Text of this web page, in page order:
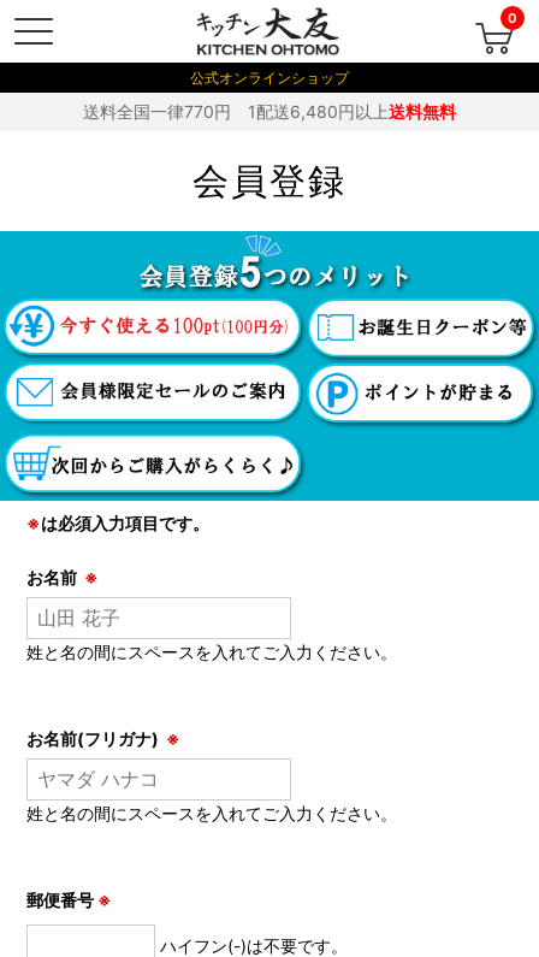
0
公式オンラインショップ
送料全国一律770円 1配送6,480円以上送料無料
会員登録
※は必須入力項目です。
お名前 ※
姓と名の間にスペースを入れてご入力ください。
お名前(フリガナ) ※
姓と名の間にスペースを入れてご入力ください。
郵便番号 ※
ハイフン(-)は不要です。